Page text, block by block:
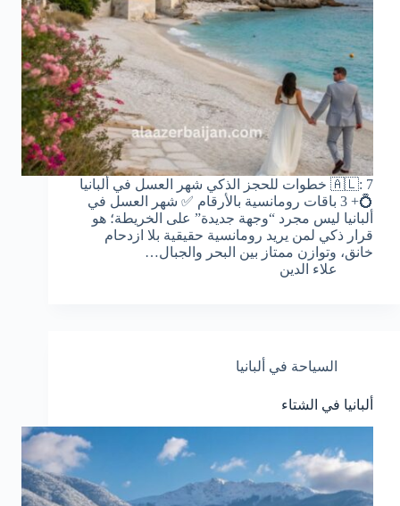
🇦🇱: 7 خطوات للحجز الذكي شهر العسل في ألبانيا
💍+ 3 باقات رومانسية بالأرقام ✅ شهر العسل في
ألبانيا ليس مجرد “وجهة جديدة” على الخريطة؛ هو
قرار ذكي لمن يريد رومانسية حقيقية بلا ازدحام
خانق، وتوازن ممتاز بين البحر والجبال…
علاء الدين
السياحة في ألبانيا
ألبانيا في الشتاء